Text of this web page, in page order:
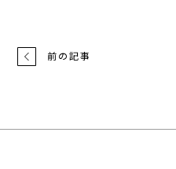
前の記事